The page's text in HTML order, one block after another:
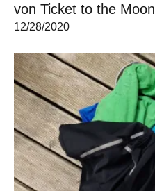
von Ticket to the Moon
12/28/2020